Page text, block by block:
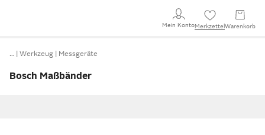
Mein KontoMerkzettel Warenkorb
… Werkzeug Messgeräte
Bosch Maßbänder